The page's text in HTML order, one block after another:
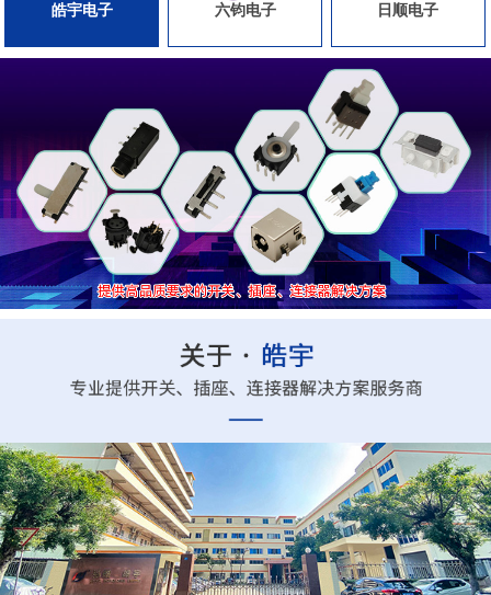
皓宇电子 六钧电子 日顺电子